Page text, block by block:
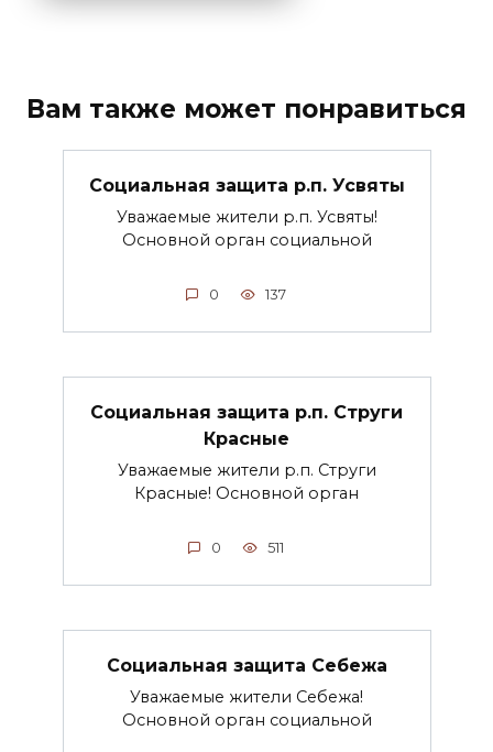
Вам также может понравиться
Социальная защита р.п. Усвяты
Уважаемые жители р.п. Усвяты!
Основной орган социальной
0 137
Социальная защита р.п. Струги
Красные
Уважаемые жители р.п. Струги
Красные! Основной орган
0 511
Социальная защита Себежа
Уважаемые жители Себежа!
Основной орган социальной